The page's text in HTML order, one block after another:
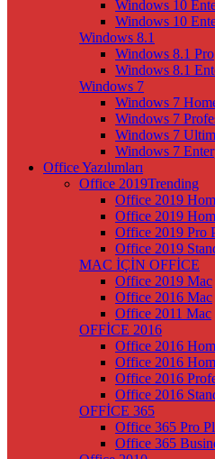
Windows 10
Windows 10
Windows 8.1
Windows 8.1 Pro
Windows 8.1
Windows 7
Windows 7
Windows 7
Windows 7
Windows 7
Office Yazılımları
Office 2019Trending
Office 2019
Office 2019
Office 2019 Pro
Office 2019
MAC İÇİN OFFİCE
Office 2019 Mac
Office 2016 Mac
Office 2011 Mac
OFFİCE 2016
Office 2016
Office 2016
Office 2016
Office 2016
OFFİCE 365
Office 365 Pro
Office 365